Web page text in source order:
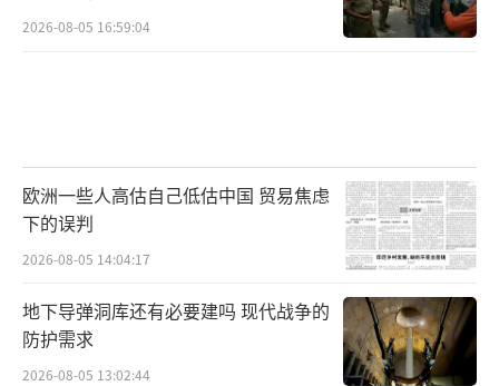
2026-08-05 16:59:04
欧洲一些人高估自己低估中国 贸易焦虑
下的误判
2026-08-05 14:04:17
地下导弹洞库还有必要建吗 现代战争的
防护需求
2026-08-05 13:02:44